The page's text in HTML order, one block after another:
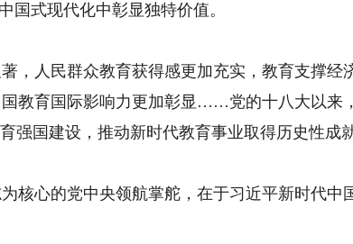
国式现代化中彰显独特价值。
人民群众教育获得感更加充实，教育支撑经
教育国际影响力更加彰显……党的十八大以来
强国建设，推动新时代教育事业取得历史性成
心的党中央领航掌舵，在于习近平新时代中